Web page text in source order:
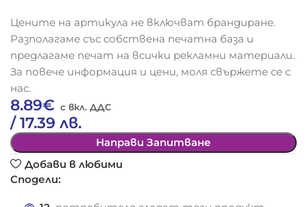
Цените на артикула не включват брандиране.
Разполагаме със собствена печатна база и
предлагаме печат на всички рекламни материали.
За повече информация и цени, моля свържете се с
нас.
8.89€
/ 17.39 лв.
Направи Запитване
Добави в любими
Сподели: